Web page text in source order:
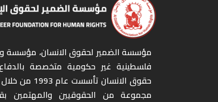
مؤسسة الضمير لحقوق الانسان، مؤسسة
فلسطينية غير حكومية متخصصة
حقوق الانسان تأسست
مجموعة من الحقوقيين والمهتمين